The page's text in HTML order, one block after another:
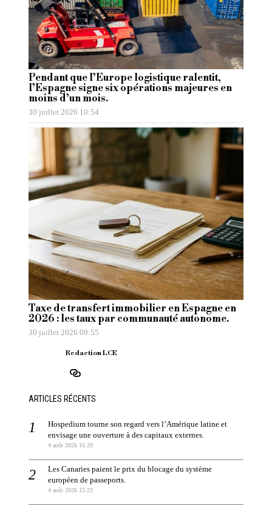
Pendant que l’Europe logistique ralentit,
l’Espagne signe six opérations majeures en
moins d’un mois.
30 juillet 2026 10:54
Taxe de transfert immobilier en Espagne en
2026 : les taux par communauté autonome.
30 juillet 2026 09:55
Redaction LCE
ARTICLES RÉCENTS
Hospedium tourne son regard vers l’Amérique latine et
envisage une ouverture à des capitaux externes.
4 août 2026 16:20
Les Canaries paient le prix du blocage du système
européen de passeports.
4 août 2026 15:23